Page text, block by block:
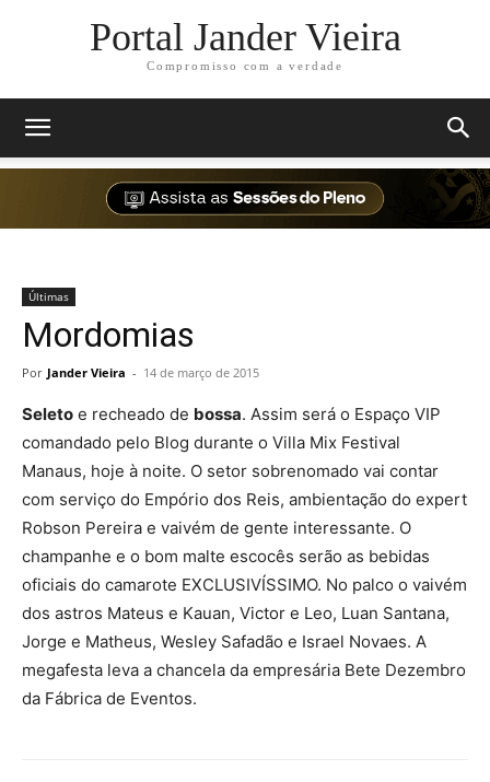
Portal Jander Vieira
Compromisso com a verdade
Últimas
Mordomias
Por Jander Vieira - 14 de março de 2015
Seleto e recheado de bossa. Assim será o Espaço VIP
comandado pelo Blog durante o Villa Mix Festival
Manaus, hoje à noite. O setor sobrenomado vai contar
com serviço do Empório dos Reis, ambientação do expert
Robson Pereira e vaivém de gente interessante. O
champanhe e o bom malte escocês serão as bebidas
oficiais do camarote EXCLUSIVÍSSIMO. No palco o vaivém
dos astros Mateus e Kauan, Victor e Leo, Luan Santana,
Jorge e Matheus, Wesley Safadão e Israel Novaes. A
megafesta leva a chancela da empresária Bete Dezembro
da Fábrica de Eventos.